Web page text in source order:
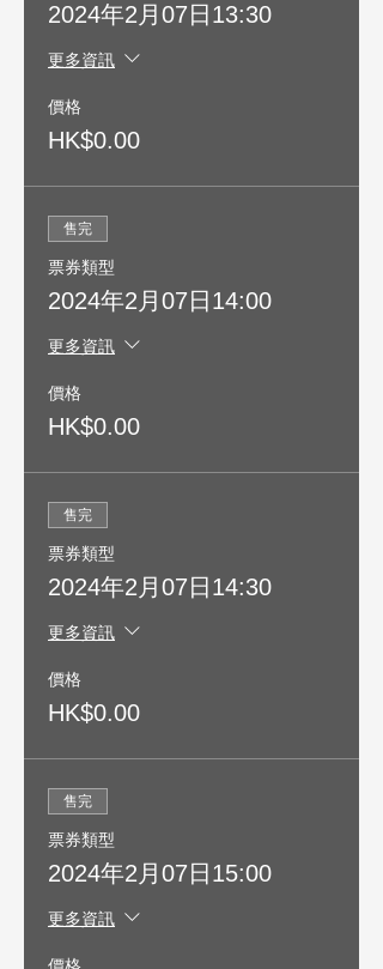
2024年2月07日13:30
更多資訊
價格
HK$0.00
售完
票券類型
2024年2月07日14:00
更多資訊
價格
HK$0.00
售完
票券類型
2024年2月07日14:30
更多資訊
價格
HK$0.00
售完
票券類型
2024年2月07日15:00
更多資訊